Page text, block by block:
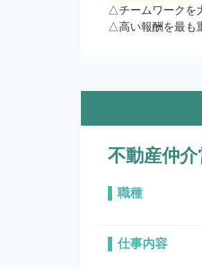
△チームワークを
△高い報酬を最も
不動産仲
職種
仕事内容